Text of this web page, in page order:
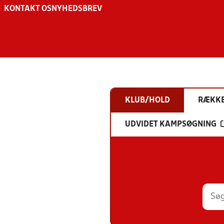
KONTAKT OS NYHEDSBREV
KLUB/HOLD
UDVIDET KAMPSØGNING